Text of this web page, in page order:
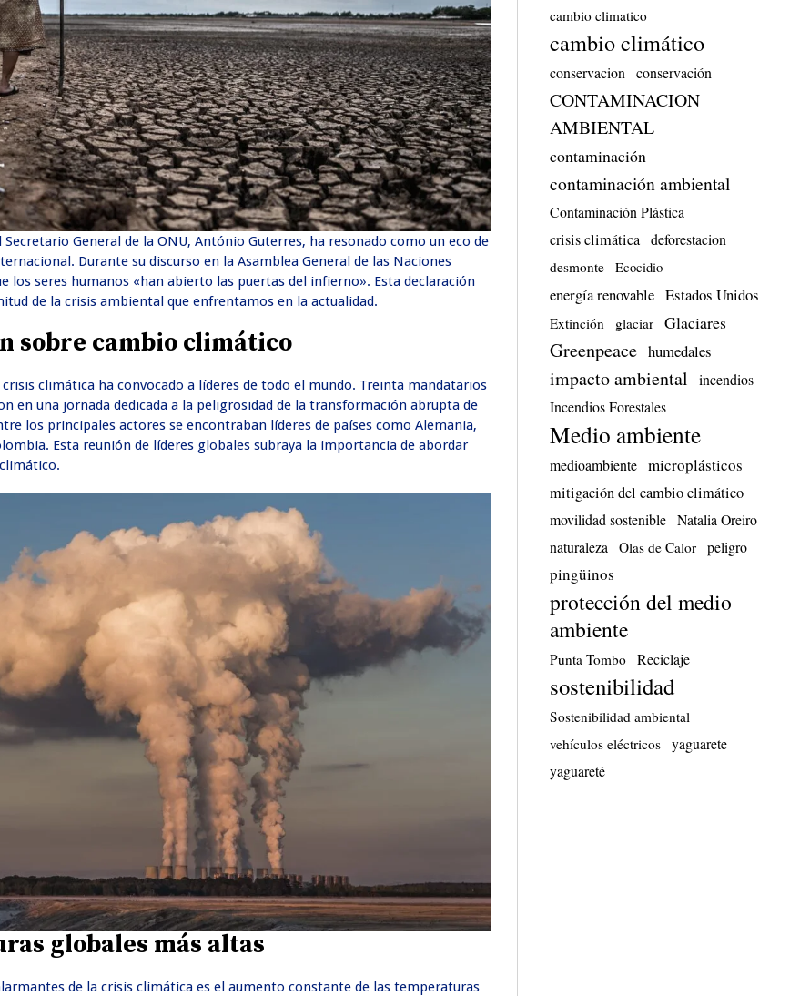
General de la ONU, António Guterres, ha resonado como un eco de
Durante su discurso en la Asamblea General de las Naciones
los seres humanos «han abierto las puertas del infierno». Esta declaración
de la crisis ambiental que enfrentamos en la actualidad.
sobre cambio climático
climática ha convocado a líderes de todo el mundo. Treinta mandatarios
en una jornada dedicada a la peligrosidad de la transformación abrupta de
los principales actores se encontraban líderes de países como Alemania,
Esta reunión de líderes globales subraya la importancia de abordar
globales más altas
de la crisis climática es el aumento constante de las temperaturas
cambio climatico
cambio climático
conservacion conservación
CONTAMINACION
AMBIENTAL
contaminación
contaminación ambiental
Contaminación Plástica
crisis climática deforestacion
desmonte Ecocidio
energía renovable Estados Unidos
Extinción glaciar Glaciares
Greenpeace humedales
impacto ambiental
incendios
Incendios Forestales
Medio ambiente
medioambiente microplásticos
mitigación del cambio climático
movilidad sostenible Natalia Oreiro
naturaleza
Olas de Calor peligro
pingüinos
protección del medio
ambiente
Punta Tombo Reciclaje
sostenibilidad
Sostenibilidad ambiental
vehículos eléctricos
yaguarete
yaguareté